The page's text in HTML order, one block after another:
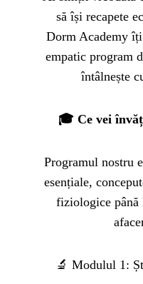
să își recapete
Dorm Academy
empatic program
întâlnește
🎓 Ce vei
Programul nostru
esențiale,
fiziologice până
🔬 Modulul 1: